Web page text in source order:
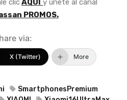
clicAQUÍ y únete al canal
PROMOS.
via:
X (Twitter) More
SmartphonesPremium